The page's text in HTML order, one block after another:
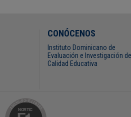
CONÓCENOS
Instituto Dominicano de
Evaluación e Investigación
Calidad Educativa